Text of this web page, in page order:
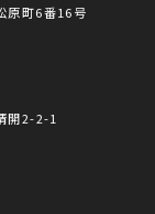
原町6番16号
開2-2-1